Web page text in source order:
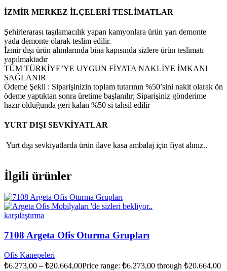
İZMİR MERKEZ İLÇELERİ TESLİMATLAR
Şehirlerarası taşılamacılık yapan kamyonlara ürün yarı demonte
yada demonte olarak teslim edilir.
İzmir dışı ürün alımlarında bina kapısında sizlere ürün teslimatı
yapılmaktadır
TÜM TÜRKİYE’YE UYGUN FİYATA NAKLİYE İMKANI
SAĞLANIR
Ödeme Şekli : Siparişinizin toplam tutarının %50’sini nakit olarak ön
ödeme yaptıktan sonra üretime başlanılır; Siparişiniz gönderime
hazır olduğunda geri kalan %50 si tahsil edilir
YURT DIŞI SEVKİYATLAR
Yurt dışı sevkiyatlarda ürün ilave kasa ambalaj için fiyat alınız..
İlgili ürünler
karşılaştırma
7108 Argeta Ofis Oturma Grupları
Ofis Kanepeleri
₺6.273,00 – ₺20.664,00Price range: ₺6.273,00 through ₺20.664,00